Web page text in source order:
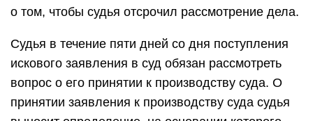
о том, чтобы судья отсрочил рассмотрение дела.
Судья в течение пяти дней со дня поступления
искового заявления в суд обязан рассмотреть
вопрос о его принятии к производству суда. О
принятии заявления к производству суда судья